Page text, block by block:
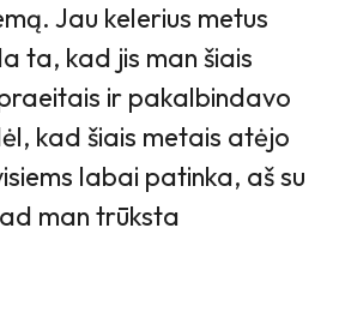
Jau kelerius metus
ta, kad jis man šiais
ir pakalbindavo
kad šiais metais atėjo
labai patinka, aš su
man trūksta